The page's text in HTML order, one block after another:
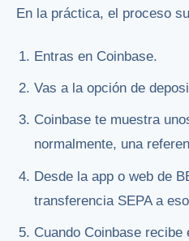
En la práctica, el proceso
Entras en Coinbase.
Vas a la opción de
Coinbase te muestra
normalmente, una
Desde la app o web de
transferencia SEPA a
Cuando Coinbase